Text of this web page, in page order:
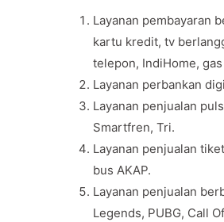
Layanan pembayaran
kartu kredit, tv
telepon, IndiHome,
Layanan perbankan
Layanan penjualan
Smartfren, Tri.
Layanan penjualan
bus AKAP.
Layanan penjualan
Legends, PUBG, Call